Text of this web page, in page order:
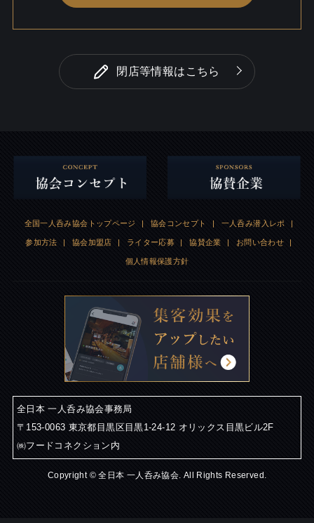
閉店等情報はこちら
全国一人呑み協会トップページ | 協会コンセプト | 一人呑み潜入レポ |
参加方法 | 協会加盟店 | ライター応募 | 協賛企業 | お問い合わせ |
個人情報保護方針
全日本 一人呑み協会事務局
〒153-0063 東京都目黒区目黒1-24-12 オリックス目黒ビル2F
㈱フードコネクション内
Copyright © 全日本 一人呑み協会. All Rights Reserved.